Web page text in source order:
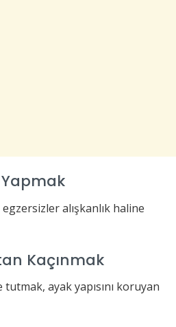
Yapmak
egzersizler alışkanlık haline
Kaçınmak
tutmak, ayak yapısını koruyan